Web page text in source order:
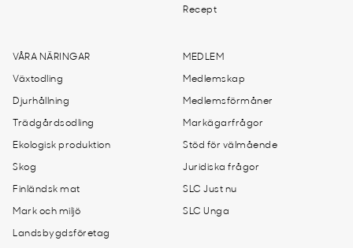
Recept
VÅRA NÄRINGAR
Växtodling
Djurhållning
Trädgårdsodling
Ekologisk produktion
Skog
Finländsk mat
Mark och miljö
Landsbygdsföretag
MEDLEM
Medlemskap
Medlemsförmåner
Markägarfrågor
Stöd för välmående
Juridiska frågor
SLC Just nu
SLC Unga